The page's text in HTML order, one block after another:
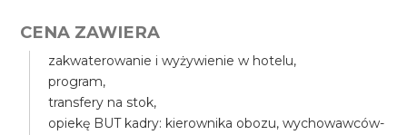
CENA ZAWIERA
zakwaterowanie i wyżywienie w hotelu,
program,
transfery na stok,
opiekę BUT kadry: kierownika obozu, wychowawców-